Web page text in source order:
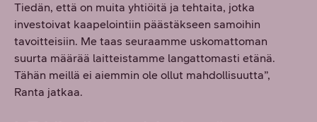
Tiedän, että on muita yhtiöitä ja tehtaita, jotka
investoivat kaapelointiin päästäkseen samoihin
tavoitteisiin. Me taas seuraamme uskomattoman
suurta määrää laitteistamme langattomasti etänä.
Tähän meillä ei aiemmin ole ollut mahdollisuutta”,
Ranta jatkaa.